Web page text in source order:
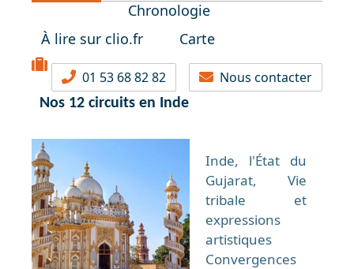
Chronologie
À lire sur clio.fr
Carte
01 53 68 82 82 Nous contacter
Nos 12 circuits en Inde
Inde, l'État du
Gujarat, Vie
tribale et
expressions
artistiques
Convergences